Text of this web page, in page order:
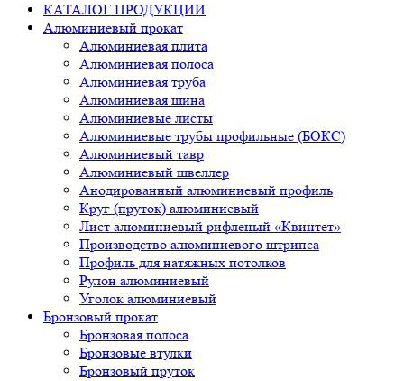
КАТАЛОГ ПРОДУКЦИИ
Алюминиевый прокат
Алюминиевая плита
Алюминиевая полоса
Алюминиевая труба
Алюминиевая шина
Алюминиевые листы
Алюминиевые трубы профильные (БОКС)
Алюминиевый тавр
Алюминиевый швеллер
Анодированный алюминиевый профиль
Круг (пруток) алюминиевый
Лист алюминиевый рифленый «Квинтет»
Производство алюминиевого штрипса
Профиль для натяжных потолков
Рулон алюминиевый
Уголок алюминиевый
Бронзовый прокат
Бронзовая полоса
Бронзовые втулки
Бронзовый пруток